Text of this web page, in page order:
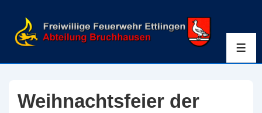
Inhalt
Weihnachtsfeier der